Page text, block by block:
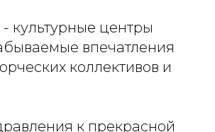
культурные центры
впечатления
коллективов и
к прекрасной